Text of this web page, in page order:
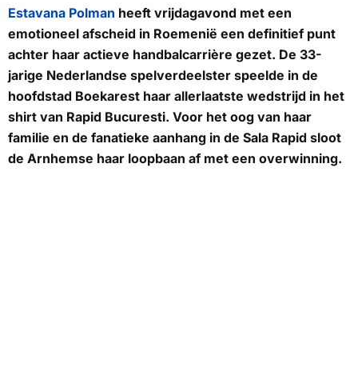
Estavana Polman heeft vrijdagavond met een
emotioneel afscheid in Roemenië een definitief punt
achter haar actieve handbalcarrière gezet. De 33-
jarige Nederlandse spelverdeelster speelde in de
hoofdstad Boekarest haar allerlaatste wedstrijd in het
shirt van Rapid Bucuresti. Voor het oog van haar
familie en de fanatieke aanhang in de Sala Rapid sloot
de Arnhemse haar loopbaan af met een overwinning.